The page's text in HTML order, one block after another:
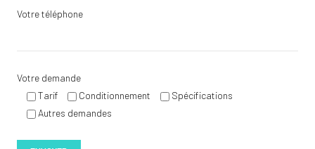
Votre téléphone
Votre demande
Tarif
Conditionnement
Spécifications
Autres demandes